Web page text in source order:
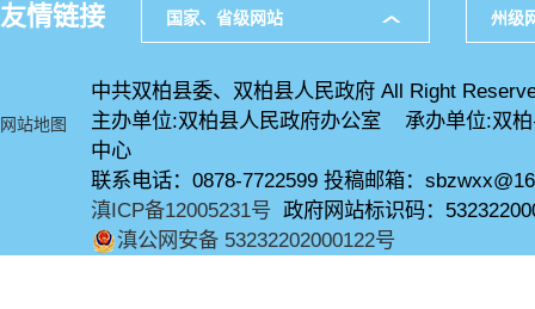
友情链接 国家、省级网站 州级
网站地图
中共双柏县委、双柏县人民政府 All Right
主办单位:双柏县人民政府办公室 承办单位:双
中心
联系电话：0878-7722599 投稿邮箱：
滇ICP备12005231号 政府网站标识码：
滇公网安备 53232202000122号